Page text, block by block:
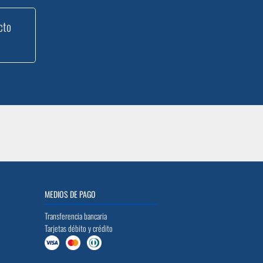
MEDIOS DE PAGO
Transferencia bancaria
Tarjetas débito y crédito